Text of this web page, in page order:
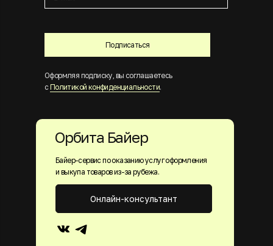
Подписаться
Оформляя подписку, вы соглашаетесь
с Политикой конфиденциальности.
Байер-сервис по оказанию услуг оформления
и выкупа товаров из-за рубежа.
Онлайн-консультант
Орбита Байер